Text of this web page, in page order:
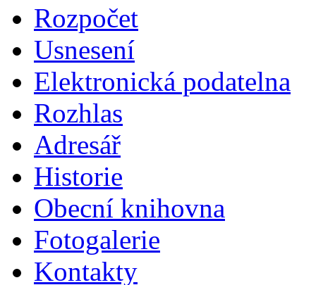
Rozpočet
Usnesení
Elektronická podatelna
Rozhlas
Adresář
Historie
Obecní knihovna
Fotogalerie
Kontakty